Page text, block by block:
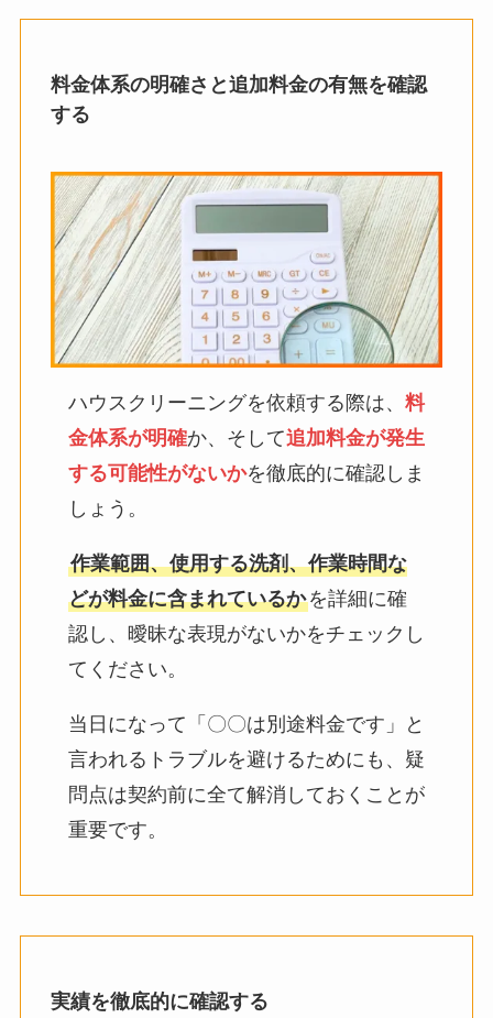
料金体系の明確さと追加料金の有無を確認
する
ハウスクリーニングを依頼する際は、 料
金体系が明確か、そして追加料金が発生
する可能性がないかを徹底的に確認しま
しょう。
作業範囲、使用する洗剤、作業時間な
どが料金に含まれているかを詳細に確
認し、曖昧な表現がないかをチェックし
てください。
当日になって「〇〇は別途料金です」と
言われるトラブルを避けるためにも、疑
問点は契約前に全て解消しておくことが
重要です。
実績を徹底的に確認する